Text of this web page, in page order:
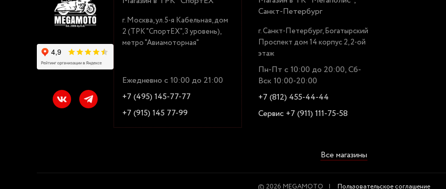
г. Москва, ул.5-я Кабельная, дом
2 (ТРК "СпортЕХ", 3 уровень),
метро "Авиамоторная"
Ежедневно с 10:00 до 21:00
+7 (495) 145-77-77
+7 (915) 145 77-99
Санкт-Петербург
г. Санкт-Петербург, Богатырский
Проспект дом 14 корпус 2, 2-ой
этаж
Пн-Пт с 10:00 до 20:00, Сб-
Вск 10:00-20:00
+7 (812) 455-44-44
Сервис +7 (911) 111-75-58
Все магазины
© 2026 MEGAMOTO Пользовательское соглашение